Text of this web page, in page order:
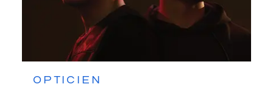
OPTICIEN